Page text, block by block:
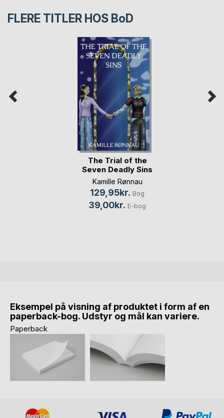
FLERE TITLER HOS BoD
The Trial of the
Seven Deadly Sins
Kamille Rønnau
129,95kr. Bog
39,00kr. E-bog
Eksempel på visning af produktet i form af en
paperback-bog. Udstyr og mål kan variere.
Paperback